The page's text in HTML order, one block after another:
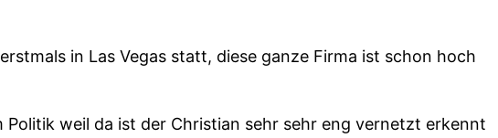
in Las Vegas statt, diese ganze Firma ist schon hoch
Politik weil da ist der Christian sehr sehr eng vernetzt erkennt